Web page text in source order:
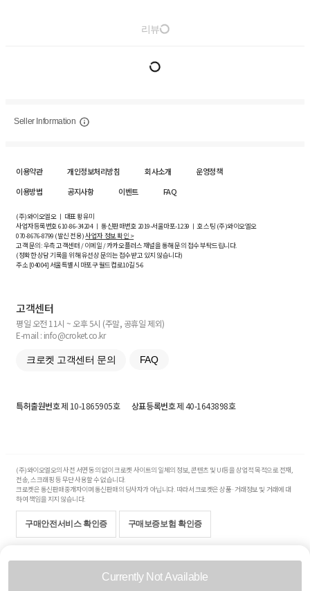
Currently Not Available
리뷰
Seller Information
이용약관 개인정보처리방침 회사소개
운영정책
이용방법
공지사항 이벤트 FAQ
(주)와이오엘오 ㅣ 대표 황유미
사업자등록번호610-86-34204ㅣ 통신판매번호 2019-서울마포-1239 ㅣ 호스팅 (주)와이오엘오
070-8676-8799 (발신 전용)사업자 정보 확인 >
고객 문의: 우측 고객센터 / 이메일 / 카카오플러스 채널을 통해 문의 접수 부탁드립니다.
(정확한 상담 기록을 위해 유선상 문의는 접수받고 있지 않습니다)
주소 [04004] 서울특별시 마포구 월드컵로10길5-6
고객센터
평일 오전 11시 ~ 오후 5시 (주말, 공휴일 제외)
E-mail : info@croket.co.kr
크로켓 고객센터 문의 FAQ
특허출원번호제 10-1865905호 상표등록번호제 40-1643898호
(주)와이오엘오의 사전 서면 동의 없이 크로켓 사이트의 일체의 정보, 콘텐츠 및 UI등을 상업적 목적으로 전재,
전송, 스크래핑 등 무단 사용할 수 없습니다.
크로켓은 통신판매중개자이며 통신판매의 당사자가 아닙니다. 따라서 크로켓은 상품·거래정보 및 거래에 대
하여 책임을 지지 않습니다.
구매안전서비스 확인증 구매보증보험 확인증